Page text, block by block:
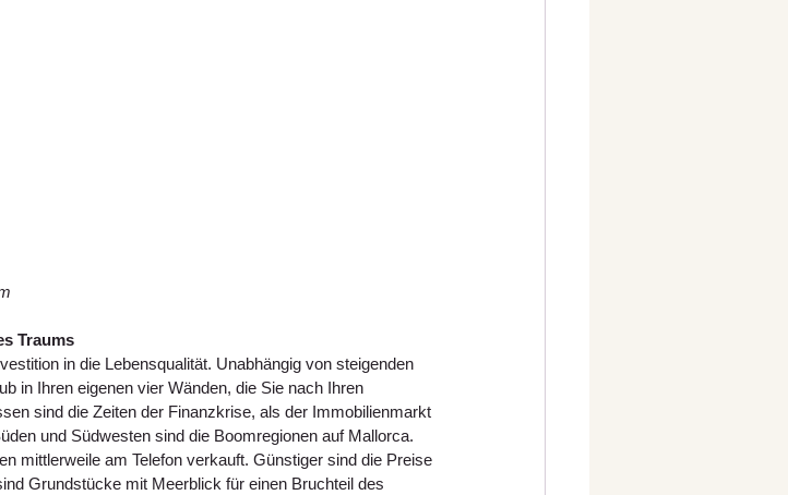
Traums
in die Lebensqualität. Unabhängig von steigenden
in Ihren eigenen vier Wänden, die Sie nach Ihren
sind die Zeiten der Finanzkrise, als der Immobilienmarkt
und Südwesten sind die Boomregionen auf Mallorca.
mittlerweile am Telefon verkauft. Günstiger sind die Preise
Grundstücke mit Meerblick für einen Bruchteil des